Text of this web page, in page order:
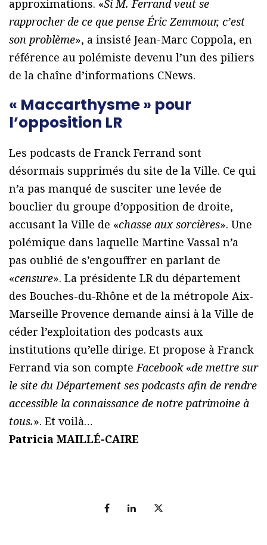
approximations. «Si M. Ferrand veut se
rapprocher de ce que pense Éric Zemmour, c’est
son problème», a insisté Jean-Marc Coppola, en
référence au polémiste devenu l’un des piliers
de la chaîne d’informations CNews.
« Maccarthysme » pour
l’opposition LR
Les podcasts de Franck Ferrand sont
désormais supprimés du site de la Ville. Ce qui
n’a pas manqué de susciter une levée de
bouclier du groupe d’opposition de droite,
accusant la Ville de «chasse aux sorcières». Une
polémique dans laquelle Martine Vassal n’a
pas oublié de s’engouffrer en parlant de
«censure». La présidente LR du département
des Bouches-du-Rhône et de la métropole Aix-
Marseille Provence demande ainsi à la Ville de
céder l’exploitation des podcasts aux
institutions qu’elle dirige. Et propose à Franck
Ferrand via son compteFacebook«de mettre sur
le site du Département ses podcasts afin de rendre
accessible la connaissance de notre patrimoine à
tous.». Et voilà…
Patricia MAILLÉ-CAIRE